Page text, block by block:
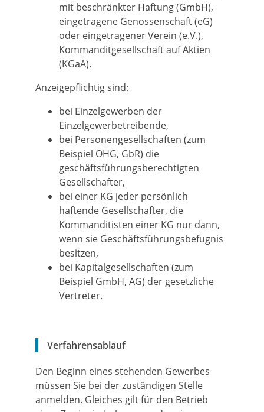
mit beschränkter Haftung (GmbH),
eingetragene Genossenschaft (eG)
oder eingetragener Verein (e.V.),
Kommanditgesellschaft auf Aktien
(KGaA).
Anzeigepflichtig sind:
bei Einzelgewerben der
Einzelgewerbetreibende,
bei Personengesellschaften (zum
Beispiel OHG, GbR) die
geschäftsführungsberechtigten
Gesellschafter,
bei einer KG jeder persönlich
haftende Gesellschafter, die
Kommanditisten einer KG nur dann,
wenn sie Geschäftsführungsbefugnis
besitzen,
bei Kapitalgesellschaften (zum
Beispiel GmbH, AG) der gesetzliche
Vertreter.
Verfahrensablauf
Den Beginn eines stehenden Gewerbes
müssen Sie bei der zuständigen Stelle
anmelden. Gleiches gilt für den Betrieb